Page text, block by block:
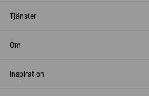
Tjänster
Om
Inspiration